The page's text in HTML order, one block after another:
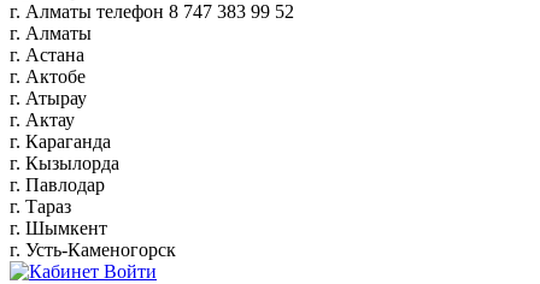
г. Алматы телефон 8 747 383 99 52
г. Алматы
г. Астана
г. Актобе
г. Атырау
г. Актау
г. Караганда
г. Кызылорда
г. Павлодар
г. Тараз
г. Шымкент
г. Усть-Каменогорск
Войти